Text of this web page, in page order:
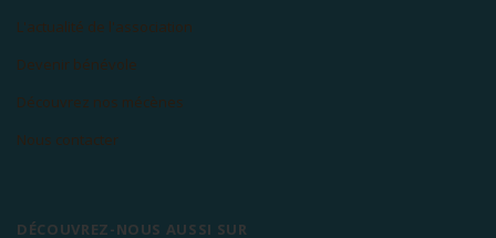
L'actualité de l'association
Devenir bénévole
Découvrez nos mécènes
Nous contacter
DÉCOUVREZ-NOUS AUSSI SUR